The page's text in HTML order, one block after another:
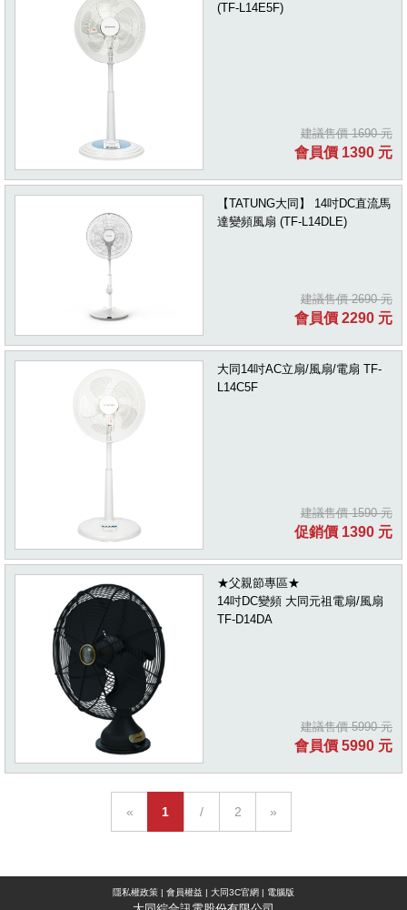
(TF-L14E5F)
建議售價 1690 元
會員價 1390 元
【TATUNG大同】 14吋DC直流馬
達變頻風扇 (TF-L14DLE)
建議售價 2690 元
會員價 2290 元
大同14吋AC立扇/風扇/電扇 TF-
L14C5F
建議售價 1590 元
促銷價 1390 元
★父親節專區★
14吋DC變頻 大同元祖電扇/風扇
TF-D14DA
建議售價 5990 元
會員價 5990 元
« 1 / 2 »
隱私權政策 | 會員權益 | 大同3C官網 | 電腦版